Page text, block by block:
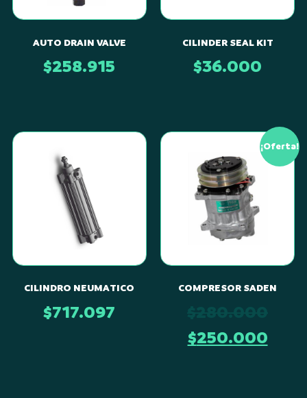
AUTO DRAIN VALVE
$258.915
CILINDER SEAL KIT
$36.000
CILINDRO NEUMATICO
$717.097
¡Oferta!
COMPRESOR SADEN
$250.000